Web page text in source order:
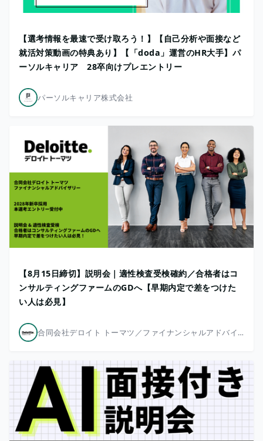
【選考情報を最速で受け取ろう！】【自己分析や面接など
就活対策動画の特典あり】【「doda」運営のHR大手】パ
ーソルキャリア 28卒向けプレエントリー
パーソルキャリア株式会社
【8月15日締切】説明会｜適性検査受検確約／合格者はコ
ンサルティングファームのGDへ【早期内定で差をつけた
い人は必見】
合同会社デロイト トーマツ／ファイナンシャルアドバイザリー